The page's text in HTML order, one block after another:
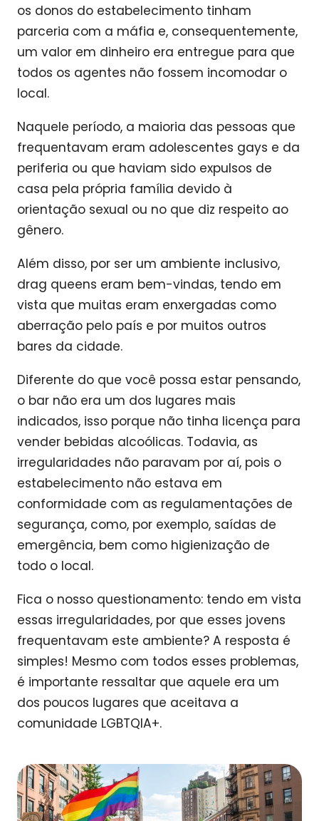
os donos do estabelecimento tinham
parceria com a máfia e, consequentemente,
um valor em dinheiro era entregue para que
todos os agentes não fossem incomodar o
local.
Naquele período, a maioria das pessoas que
frequentavam eram adolescentes gays e da
periferia ou que haviam sido expulsos de
casa pela própria família devido à
orientação sexual ou no que diz respeito ao
gênero.
Além disso, por ser um ambiente inclusivo,
drag queens eram bem-vindas, tendo em
vista que muitas eram enxergadas como
aberração pelo país e por muitos outros
bares da cidade.
Diferente do que você possa estar pensando,
o bar não era um dos lugares mais
indicados, isso porque não tinha licença para
vender bebidas alcoólicas. Todavia, as
irregularidades não paravam por aí, pois o
estabelecimento não estava em
conformidade com as regulamentações de
segurança, como, por exemplo, saídas de
emergência, bem como higienização de
todo o local.
Fica o nosso questionamento: tendo em vista
essas irregularidades, por que esses jovens
frequentavam este ambiente? A resposta é
simples! Mesmo com todos esses problemas,
é importante ressaltar que aquele era um
dos poucos lugares que aceitava a
comunidade LGBTQIA+.